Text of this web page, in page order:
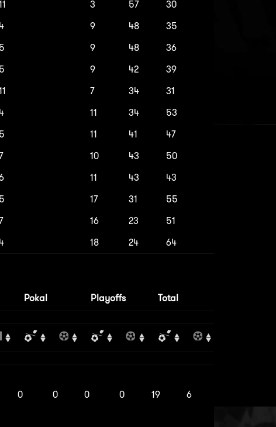
3 57
30
4 9 48
35
5 9 48
36
5 9 42
39
7 34
31
4 11 34
53
5 11 41
47
10 43
50
11 43
43
5 17 31
55
16 23
51
4 18 24 64
Pokal Playoffs Total
0 0 0 0 19 6